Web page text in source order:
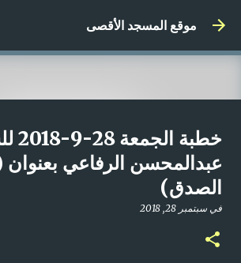
التخطي إلى المحتوىموقع المسجد الأقصى
صلاة المغرب مباشر من
الأقصى المبارك | الاثنين 21-4-2025م
في أبريل 21, 2025
خطبة
عبدالمحسن الرفاعي
الصدق)
في سبتمبر 28, 2018